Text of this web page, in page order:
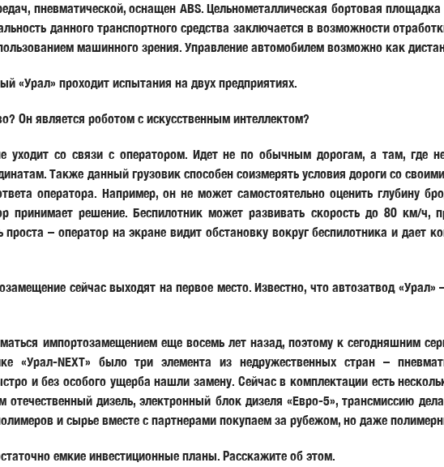
пневматической, оснащен ABS. Цельнометаллическая бортовая
данного транспортного средства заключается в возможности
машинного зрения. Управление автомобилем возможно как
«Урал» проходит испытания на двух предприятиях.
Он является роботом с искусственным интеллектом?
со связи с оператором. Идет не по обычным дорогам, а там, где
Также данный грузовик способен соизмерять условия дороги со
оператора. Например, он не может самостоятельно оценить глубину
принимает решение. Беспилотник может развивать скорость до 80 км/ч,
проста – оператор на экране видит обстановку вокруг беспилотника и
сейчас выходят на первое место. Известно, что автозатвод «Урал»
импортозамещением еще восемь лет назад, поэтому к сегодняшним
«Урал-NEXT» было три элемента из недружественных стран –
и без особого ущерба нашли замену. Сейчас в комплектации есть
отечественный дизель, электронный блок дизеля «Евро-5», трансмиссию
и сырье вместе с партнерами покупаем за рубежом, но даже
емкие инвестиционные планы. Расскажите об этом.